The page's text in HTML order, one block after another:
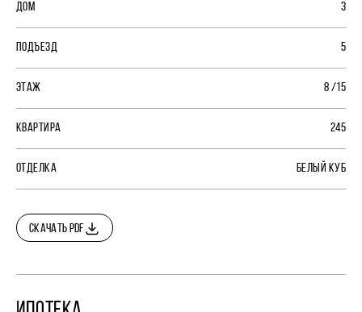
ДОМ 3
ПОДЪЕЗД 5
ЭТАЖ 8 /15
КВАРТИРА 245
ОТДЕЛКА БЕЛЫЙ КУБ
СКАЧАТЬ PDF